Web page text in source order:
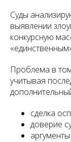
Суды
выявлении
конкурсную
Проблема в
учитывая
сделка
доверие